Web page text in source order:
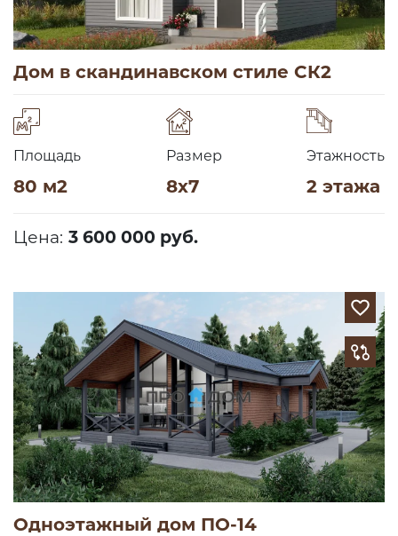
Дом в скандинавском стиле СК2
Площадь
80 м2
Размер
8х7
Этажность
2 этажа
Цена: 3 600 000 руб.
Одноэтажный дом ПО-14